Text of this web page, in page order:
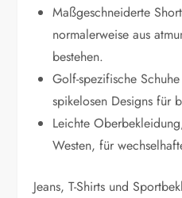
Maßgeschneiderte
normalerweise aus
bestehen.
Golf-spezifische
spikelosen Designs für
Leichte
Westen, für
Jeans, T-Shirts und